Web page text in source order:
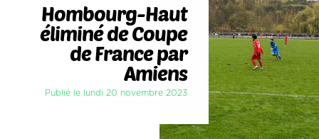
Hombourg-Haut
éliminé de Coupe
de France par
Amiens
Publié le lundi 20 novembre 2023